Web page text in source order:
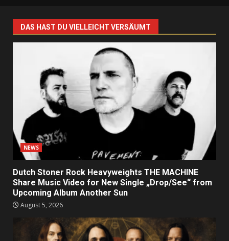
DAS HAST DU VIELLEICHT VERSÄUMT
NEWS
Dutch Stoner Rock Heavyweights THE MACHINE
Share Music Video for New Single „Drop/See“ from
Upcoming Album Another Sun
August 5, 2026